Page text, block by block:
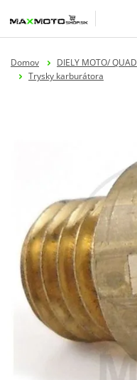
Domov DIELY MOTO/ QUAD
Trysky karburátora